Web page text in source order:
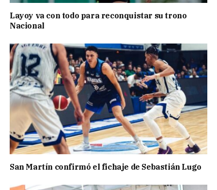
Layoy va con todo para reconquistar su trono
Nacional
San Martín confirmó el fichaje de Sebastián Lugo